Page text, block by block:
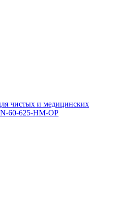
чистых и медицинских
60-625-HM-OP